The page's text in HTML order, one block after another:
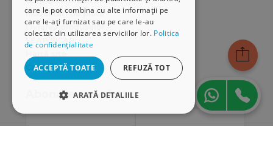
care le pot combina cu alte informații pe
care le-ați furnizat sau pe care le-au
colectat din utilizarea serviciilor lor. Politica
de confidențialitate
ACCEPTĂ TOATE REFUZĂ TOT
ARATĂ DETALIILE
Modalități de plată
Livrarea produselor
SEAP/SICAP
Cariere
Abonare newsletter